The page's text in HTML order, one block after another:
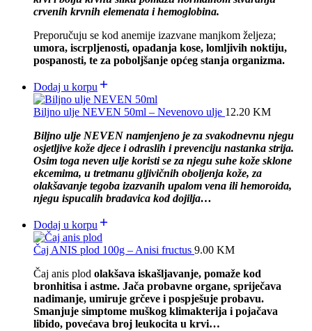
crvenih krvnih elemenata i hemoglobina.
Preporučuju se kod anemije izazvane manjkom željeza;
umora, iscrpljenosti, opadanja kose, lomljivih noktiju,
pospanosti, te za poboljšanje općeg stanja organizma.
Dodaj u korpu
Biljno ulje NEVEN 50ml – Nevenovo ulje 12.20 KM
Biljno ulje NEVEN namjenjeno je za svakodnevnu njegu
osjetljive kože djece i odraslih i prevenciju nastanka strija.
Osim toga neven ulje koristi se za njegu suhe kože sklone
ekcemima, u tretmanu gljivičnih oboljenja kože, za
olakšavanje tegoba izazvanih upalom vena ili hemoroida,
njegu ispucalih bradavica kod dojilja…
Dodaj u korpu
Čaj ANIS plod 100g – Anisi fructus 9.00 KM
Čaj anis plod olakšava iskašljavanje, pomaže kod
bronhitisa i astme. Jača probavne organe, spriječava
nadimanje, umiruje grčeve i pospješuje probavu.
Smanjuje simptome muškog klimakterija i pojačava
libido, povećava broj leukocita u krvi…